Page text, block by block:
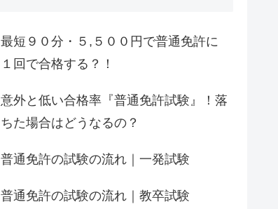
最短９０分・５,５００円で普通免許に
１回で合格する？！
意外と低い合格率『普通免許試験』！落
ちた場合はどうなるの？
普通免許の試験の流れ｜一発試験
普通免許の試験の流れ｜教卒試験